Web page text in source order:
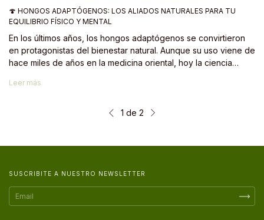
🍄 HONGOS ADAPTÓGENOS: LOS ALIADOS NATURALES PARA TU
EQUILIBRIO FÍSICO Y MENTAL
En los últimos años, los hongos adaptógenos se convirtieron
en protagonistas del bienestar natural. Aunque su uso viene de
hace miles de años en la medicina oriental, hoy la ciencia
concentración y la energía hasta reducir el estrés, estos
Leer más
1 de 2
SUSCRIBITE A NUESTRO NEWSLETTER